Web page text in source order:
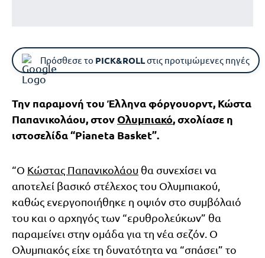
Πρόσθεσε το PICK&ROLLστις προτιμώμενες πηγές
Την παραμονή του Έλληνα φόργουορντ, Κώστα
Παπανικολάου, στον Ολυμπιακό, σχολίασε η
ιστοσελίδα “Pianeta Basket”.
“Ο Κώστας Παπανικολάου θα συνεχίσει να
αποτελεί βασικό στέλεχος του Ολυμπιακού,
καθώς ενεργοποιήθηκε η οψιόν στο συμβόλαιό
του και ο αρχηγός των “ερυθρολεύκων” θα
παραμείνει στην ομάδα για τη νέα σεζόν. Ο
Ολυμπιακός είχε τη δυνατότητα να “σπάσει” το